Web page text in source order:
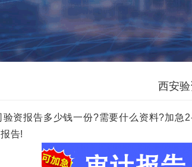
西安
资报告多少钱一份?需要什么资料?加
告!